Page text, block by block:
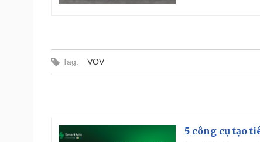
Tag: VOV
5 công cụ tạo